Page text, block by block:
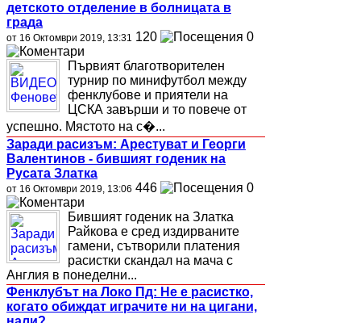
детското отделение в болницата в
града
от 16 Октомври 2019, 13:31 120 0
Първият благотворителен
турнир по минифутбол между
фенклубове и приятели на
ЦСКА завърши и то повече от
успешно. Мястото на с�...
Заради расизъм: Арестуват и Георги
Валентинов - бившият годеник на
Русата Златка
от 16 Октомври 2019, 13:06 446 0
Бившият годеник на Златка
Райкова е сред издирваните
гамени, сътворили платения
расистки скандал на мача с
Англия в понеделни...
Фенклубът на Локо Пд: Не е расистко,
когато обиждат играчите ни на цигани,